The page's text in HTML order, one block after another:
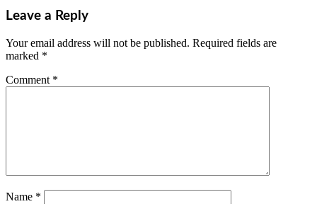
Leave a Reply
Your email address will not be published. Required fields are
marked *
Comment *
Name *